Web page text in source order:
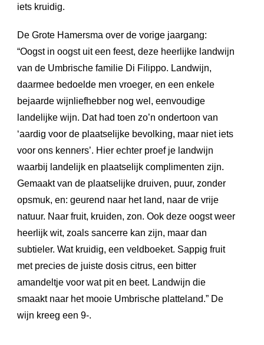
iets kruidig.
De Grote Hamersma over de vorige jaargang:
“Oogst in oogst uit een feest, deze heerlijke landwijn
van de Umbrische familie Di Filippo. Landwijn,
daarmee bedoelde men vroeger, en een enkele
bejaarde wijnliefhebber nog wel, eenvoudige
landelijke wijn. Dat had toen zo’n ondertoon van
‘aardig voor de plaatselijke bevolking, maar niet iets
voor ons kenners’. Hier echter proef je landwijn
waarbij landelijk en plaatselijk complimenten zijn.
Gemaakt van de plaatselijke druiven, puur, zonder
opsmuk, en: geurend naar het land, naar de vrije
natuur. Naar fruit, kruiden, zon. Ook deze oogst weer
heerlijk wit, zoals sancerre kan zijn, maar dan
subtieler. Wat kruidig, een veldboeket. Sappig fruit
met precies de juiste dosis citrus, een bitter
amandeltje voor wat pit en beet. Landwijn die
smaakt naar het mooie Umbrische platteland.” De
wijn kreeg een 9-.